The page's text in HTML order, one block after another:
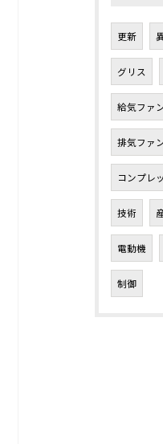
更新
グリス
給気ファ
排気ファ
コンプレ
技術
電動機
制御